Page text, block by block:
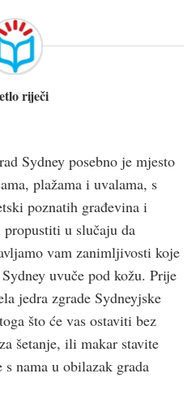
riječi
Sydney posebno je mjesto
plažama i uvalama, s
poznatih građevina i
u slučaju da
vam zanimljivosti koje
uvuče pod kožu. Prije
jedra zgrade Sydneyjske
što će vas ostaviti bez
šetanje, ili makar stavite
nama u obilazak grada